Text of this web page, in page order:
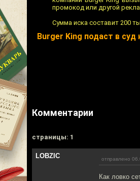
промокод или другой
Сумма иска составит 200
Burger King подаст в
Комментарии
cтраницы: 1
LOBZIC отправлено
Как ловко